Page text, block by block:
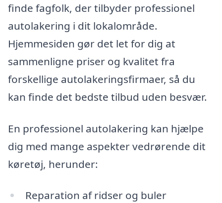
finde fagfolk, der tilbyder professionel
autolakering i dit lokalområde.
Hjemmesiden gør det let for dig at
sammenligne priser og kvalitet fra
forskellige autolakeringsfirmaer, så du
kan finde det bedste tilbud uden besvær.
En professionel autolakering kan hjælpe
dig med mange aspekter vedrørende dit
køretøj, herunder:
Reparation af ridser og buler